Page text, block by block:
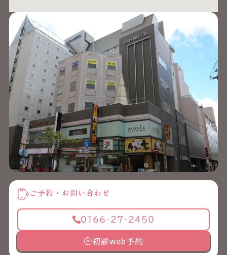
ご予約・お問い合わせ
0166-27-2450
初診web予約